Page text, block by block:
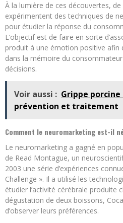
À la lumière de ces découvertes,
expérimentent des techniques de
pour étudier la réponse du
L’objectif est de faire en sorte
produit à une émotion positive afin
dans la mémoire du
décisions.
Voir aussi : Grippe
prévention et traitement
Comment le neuromarketing est-il
Le neuromarketing a gagné en
de Read Montague, un
2003 une série d’expériences
Challenge ». Il a utilisé les
étudier l’activité cérébrale produite
dégustation de deux boissons,
d’observer leurs préférences.